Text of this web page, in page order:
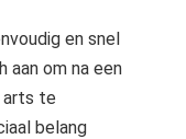
en snel
aan om na een
arts te
belang